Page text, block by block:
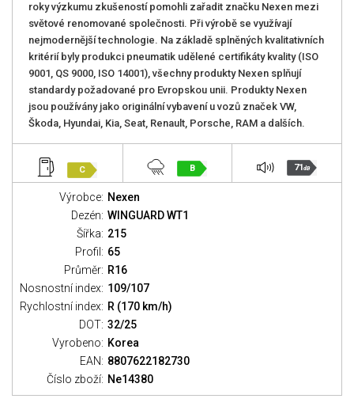
roky výzkumu zkušeností pomohli zařadit značku Nexen mezi
světové renomované společnosti. Při výrobě se využívají
nejmodernější technologie. Na základě splněných kvalitativních
kritérií byly produkci pneumatik udělené certifikáty kvality (ISO
9001, QS 9000, ISO 14001), všechny produkty Nexen splňují
standardy požadované pro Evropskou unii. Produkty Nexen
jsou používány jako originální vybavení u vozů značek VW,
Škoda, Hyundai, Kia, Seat, Renault, Porsche, RAM a dalších.
C B 71dB
Výrobce: Nexen
Dezén: WINGUARD WT1
Šířka: 215
Profil: 65
Průměr: R16
Nosnostní index: 109/107
Rychlostní index: R (170 km/h)
DOT: 32/25
Vyrobeno: Korea
EAN: 8807622182730
Číslo zboží: Ne14380